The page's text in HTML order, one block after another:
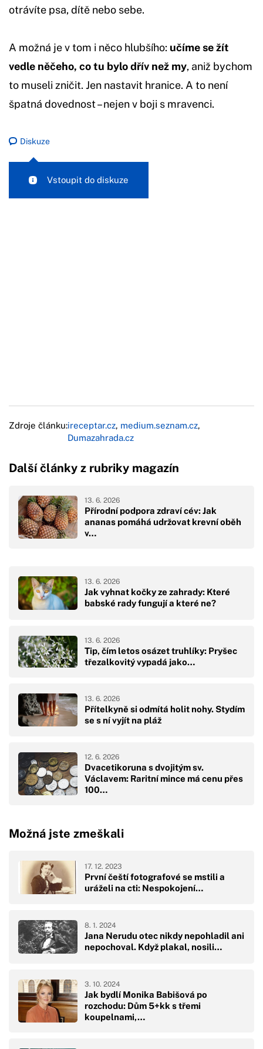
otrávíte psa, dítě nebo sebe.
A možná je v tom i něco hlubšího: učíme se žít
vedle něčeho, co tu bylo dřív než my, aniž bychom
to museli zničit. Jen nastavit hranice. A to není
špatná dovednost – nejen v boji s mravenci.
Diskuze
Vstoupit do diskuze
Zdroje článku:ireceptar.cz, medium.seznam.cz,
Dumazahrada.cz
Další články z rubriky magazín
Přírodní podpora zdraví cév: Jak
ananas pomáhá udržovat krevní oběh
v…
13. 6. 2026
Jak vyhnat kočky ze zahrady: Které
babské rady fungují a které ne?
13. 6. 2026
Tip, čím letos osázet truhlíky: Pryšec
třezalkovitý vypadá jako…
13. 6. 2026
Přítelkyně si odmítá holit nohy. Stydím
se s ní vyjít na pláž
13. 6. 2026
Dvacetikoruna s dvojitým sv.
Václavem: Raritní mince má cenu přes
100…
12. 6. 2026
Možná jste zmeškali
První čeští fotografové se mstili a
uráželi na cti: Nespokojení…
17. 12. 2023
Jana Nerudu otec nikdy nepohladil ani
nepochoval. Když plakal, nosili…
8. 1. 2024
Jak bydlí Monika Babišová po
rozchodu: Dům 5+kk s třemi
koupelnami,…
3. 10. 2024